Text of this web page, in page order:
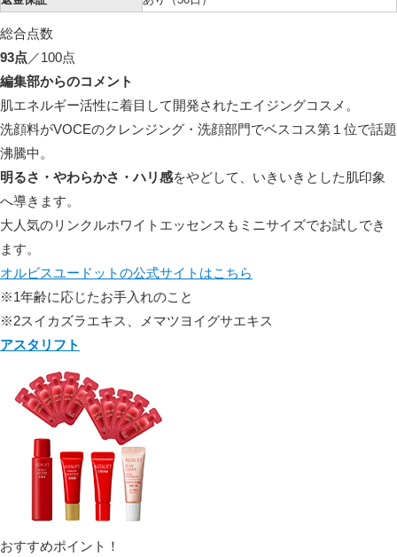
総合点数
93点／100点
編集部からのコメント
肌エネルギー活性に着目して開発されたエイジングコスメ。
洗顔料がVOCEのクレンジング・洗顔部門でベスコス第１位で話題
沸騰中。
明るさ・やわらかさ・ハリ感をやどして、いきいきとした肌印象
へ導きます。
大人気のリンクルホワイトエッセンスもミニサイズでお試しでき
ます。
オルビスユードットの公式サイトはこちら
※1年齢に応じたお手入れのこと
※2スイカズラエキス、メマツヨイグサエキス
アスタリフト
おすすめポイント！